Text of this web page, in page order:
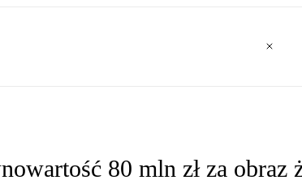
80 mln zł za obraz